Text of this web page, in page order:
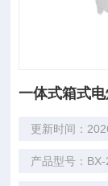
一体式箱式
更新时间：
产品型号：